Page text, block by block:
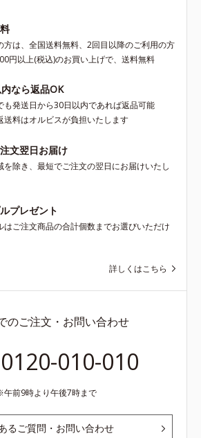
方は、全国送料無料、2回目以降のご利用の方
円以上(税込)のお買い上げで、送料無料
なら返品OK
も発送日から30日以内であれば返品可能
料はオルビスが負担いたします
文翌日お届け
を除き、最短でご注文の翌日にお届けいたし
プレゼント
はご注文商品の合計個数までお選びいただけ
詳しくはこちら
のご注文・お問い合わせ
0120-010-010
午前9時より午後7時まで
るご質問・お問い合わせ